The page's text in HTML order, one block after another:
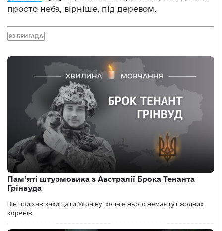
просто неба, вірніше, під деревом.
92 БРИГАДА
Пам’яті штурмовика з Австралії Брока Тенанта
Грінвуда
Він приїхав захищати Україну, хоча в нього немає тут жодних
коренів.